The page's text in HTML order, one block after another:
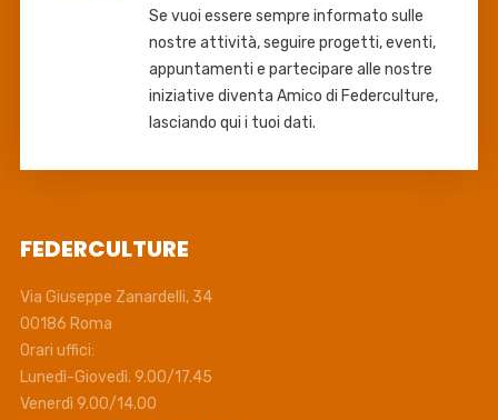
Se vuoi essere sempre informato sulle
nostre attività, seguire progetti, eventi,
appuntamenti e partecipare alle nostre
iniziative diventa Amico di Federculture,
lasciando qui i tuoi dati.
FEDERCULTURE
Via Giuseppe Zanardelli, 34
00186 Roma
Orari uffici:
Lunedì-Giovedì. 9.00/17.45
Venerdì 9.00/14.00